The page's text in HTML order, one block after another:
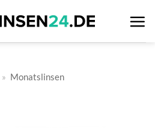
» Monatslinsen